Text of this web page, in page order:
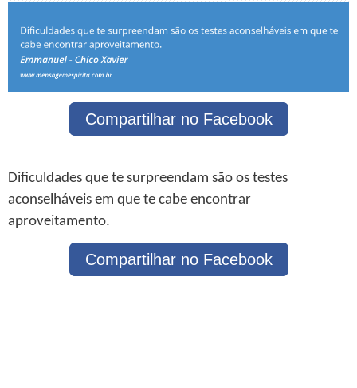
Compartilhar no Facebook
Dificuldades que te surpreendam são os testes
aconselháveis em que te cabe encontrar
aproveitamento.
Compartilhar no Facebook